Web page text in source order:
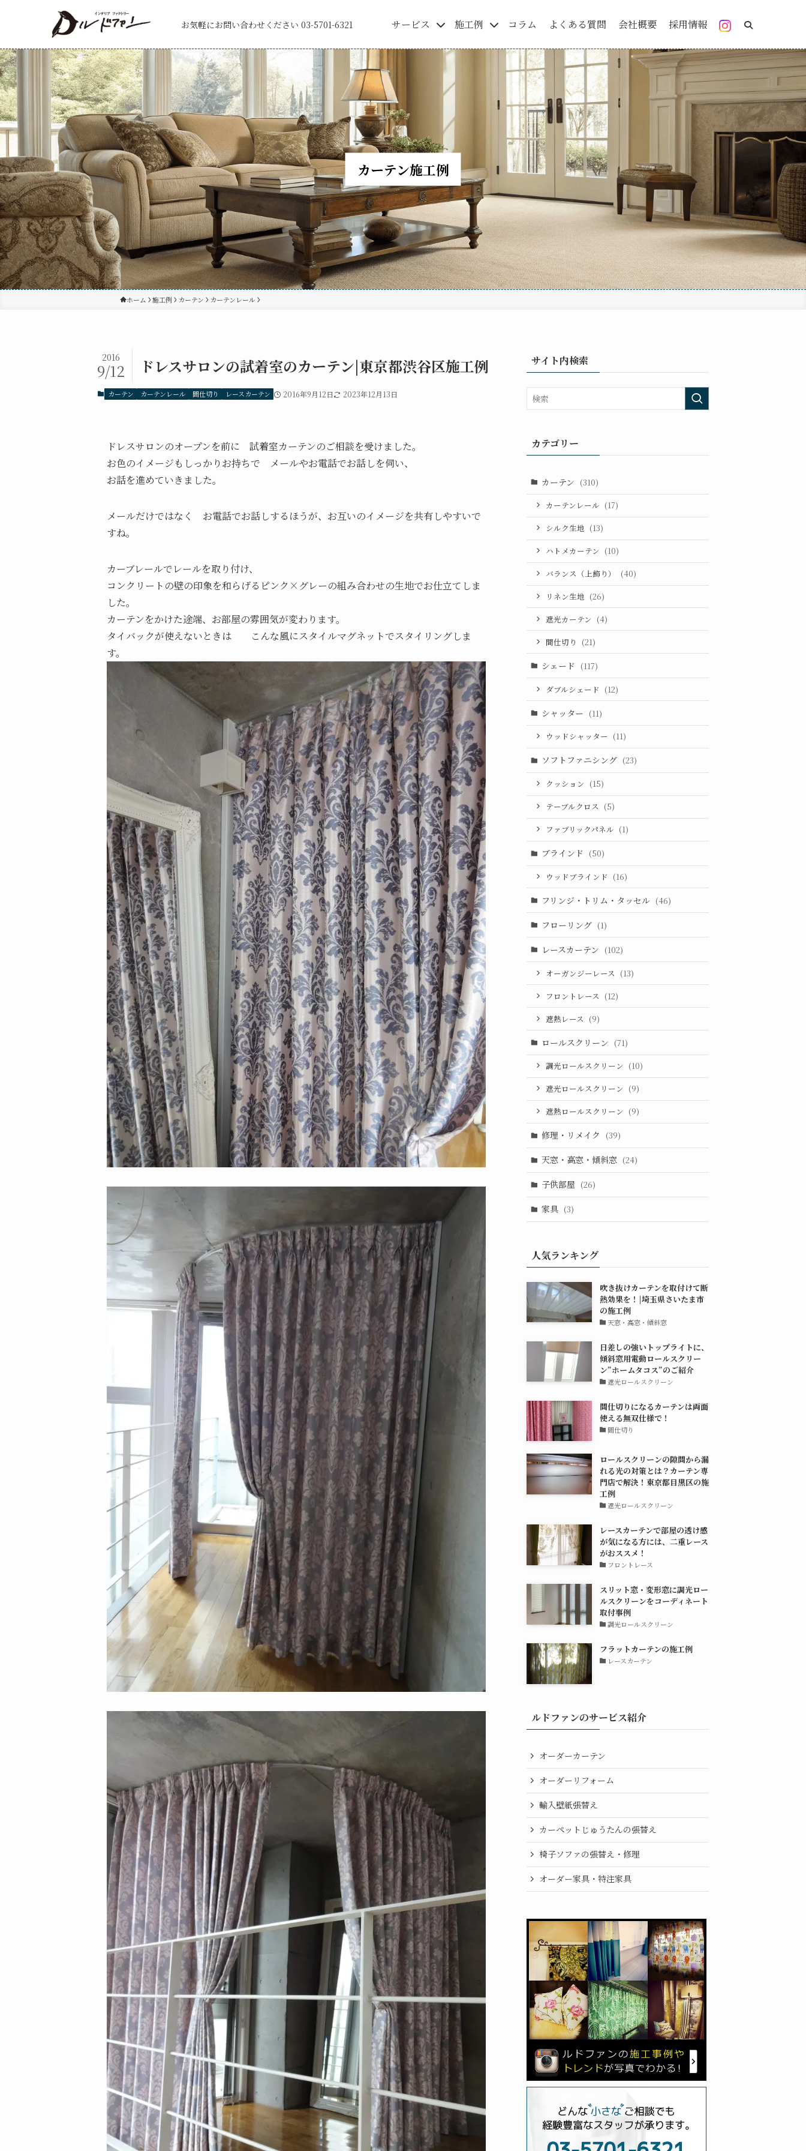
お気軽にお問い合わせください 03-5701-6321 サービス 施工例 コラム よくある質問 会社概要 採用情報
検索
カーテン施工例
ホーム 施工例 カーテン カーテンレール
ドレスサロンの試着室のカーテン|東京都渋谷区施工例
2016
9/12
カーテン カーテンレール 間仕切り レースカーテン 2016年9月12日 2023年12月13日
ドレスサロンのオープンを前に 試着室カーテンのご相談を受けました。
お色のイメージもしっかりお持ちで メールやお電話でお話しを伺い、
お話を進めていきました。
メールだけではなく お電話でお話しするほうが、お互いのイメージを共有しやすいで
すね。
カーブレールでレールを取り付け、
コンクリートの壁の印象を和らげるピンク×グレーの組み合わせの生地でお仕立てしま
した。
カーテンをかけた途端、お部屋の雰囲気が変わります。
タイバックが使えないときは こんな風にスタイルマグネットでスタイリングしま
す。
サイト内検索
カテゴリー
カーテン (310)
カーテンレール (17)
シルク生地 (13)
ハトメカーテン (10)
バランス（上飾り）
(40)
リネン生地 (26)
遮光カーテン (4)
間仕切り
(21)
シェード (117)
ダブルシェード (12)
シャッター (11)
ウッドシャッター (11)
ソフトファニシング (23)
クッション (15)
テーブルクロス (5)
ファブリックパネル (1)
ブラインド (50)
ウッドブラインド (16)
フリンジ・トリム・タッセル (46)
フローリング (1)
レースカーテン (102)
オーガンジーレース (13)
フロントレース (12)
遮熱レース (9)
ロールスクリーン (71)
調光ロールスクリーン (10)
遮光ロールスクリーン (9)
遮熱ロールスクリーン (9)
修理・リメイク (39)
天窓・高窓・傾斜窓 (24)
子供部屋 (26)
家具 (3)
人気ランキング
吹き抜けカーテンを取付けて断
熱効果を！|埼玉県さいたま市
の施工例
天窓・高窓・傾斜窓
日差しの強いトップライトに、
傾斜窓用電動ロールスクリー
ン”ホームタコス”のご紹介
遮光ロールスクリーン
間仕切りになるカーテンは両面
使える無双仕様で！
間仕切り
ロールスクリーンの隙間から漏
れる光の対策とは？カーテン専
門店で解決！東京都目黒区の施
工例
遮光ロールスクリーン
レースカーテンで部屋の透け感
が気になる方には、二重レース
がおススメ！
フロントレース
スリット窓・変形窓に調光ロー
ルスクリーンをコーディネート
取付事例
調光ロールスクリーン
フラットカーテンの施工例
レースカーテン
ルドファンのサービス紹介
オーダーカーテン
オーダーリフォーム
輸入壁紙張替え
カーペットじゅうたんの張替え
椅子ソファの張替え・修理
オーダー家具・特注家具